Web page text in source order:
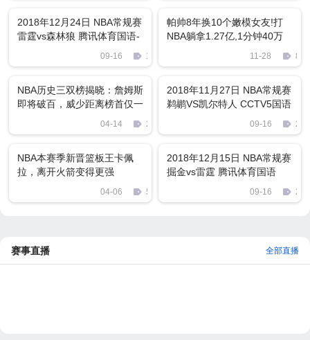
2018年12月24日 NBA常规赛
雷霆vs森林狼 腾讯体育国语-
09-16 1667
帕帅8年换10个嫩模女友!打
NBA躺拿1.27亿,1分钟40万
11-28 895
NBA历史三双榜揭晓：詹姆斯
即将破百，威少距离榜首仅一
04-14 2244
2018年11月27日 NBA常规赛
鹈鹕VS凯尔特人 CCTV5国语
09-16
NBA本赛季新晋篮板王卡佩
拉，离开火箭变得更强
04-06 514
2018年12月15日 NBA常规赛
掘金vs雷霆 腾讯体育国语
09-16
赛事直播 全部直播